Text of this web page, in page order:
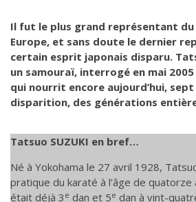
Il fut le plus grand représentant
Europe, et sans doute le dernier
certain esprit japonais disparu.
un samouraï, interrogé en mai
qui nourrit encore aujourd’hui, sept
disparition, des générations
Tatsuo SUZUKI en bref…
Né à Yokohama le 27 avril 1928,
pratique du karaté à l’âge de quatorze
était déjà 3 e dan et 5e dan à vint-